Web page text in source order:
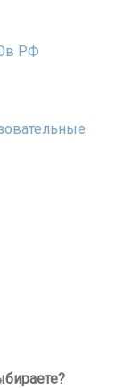
РФ